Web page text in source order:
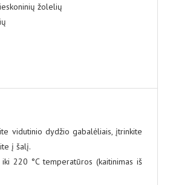
žolelių
vidutinio dydžio gabalėliais, įtrinkite
į šalį.
220 °C temperatūros (kaitinimas iš